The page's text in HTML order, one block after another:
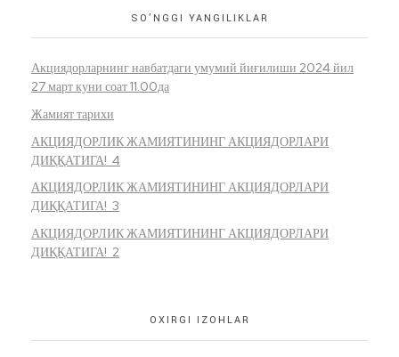
SO’NGGI YANGILIKLAR
Акциядорларнинг навбатдаги умумий йиғилиши 2024 йил
27 март куни соат 11.00да
Жамият тарихи
АКЦИЯДОРЛИК ЖАМИЯТИНИНГ АКЦИЯДОРЛАРИ
ДИҚҚАТИГА! 4
АКЦИЯДОРЛИК ЖАМИЯТИНИНГ АКЦИЯДОРЛАРИ
ДИҚҚАТИГА! 3
АКЦИЯДОРЛИК ЖАМИЯТИНИНГ АКЦИЯДОРЛАРИ
ДИҚҚАТИГА! 2
OXIRGI IZOHLAR